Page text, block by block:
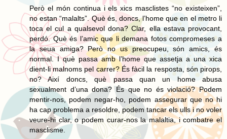
Però el món continua i els xics masclistes “no existeixen”,
no estan “malalts”. Què és, doncs, l’home que en el metro li
toca el cul a qualsevol dona? Clar, ella estava provocant,
perdó. Què és l’amic que li demana fotos compromeses a
la seua amiga? Però no us preocupeu, són amics, és
normal. I què passa amb l’home que assetja a una xica
dient-li malnoms pel carrer? És fàcil la resposta, són pirops,
no? Així doncs, què passa quan un home abusa
sexualment d’una dona? És que no és violació? Podem
mentir-nos, podem negar-ho, podem assegurar que no hi
ha cap problema a resoldre, podem tancar els ulls i no voler
veure-hi clar, o podem curar-nos la malaltia, i combatre el
masclisme.